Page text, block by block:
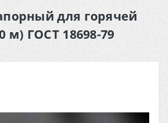
для горячей
м) ГОСТ 18698-79